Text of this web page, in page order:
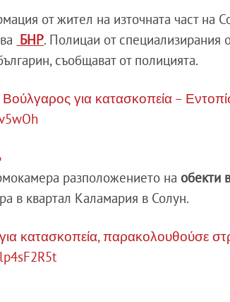
от жител на източната част на
БНР. Полицаи от специализирания
съобщават от полицията.
για κατασκοπεία –
разположението на обекти
в квартал Каламария в Солун.
κατασκοπεία, παρακολουθούσε